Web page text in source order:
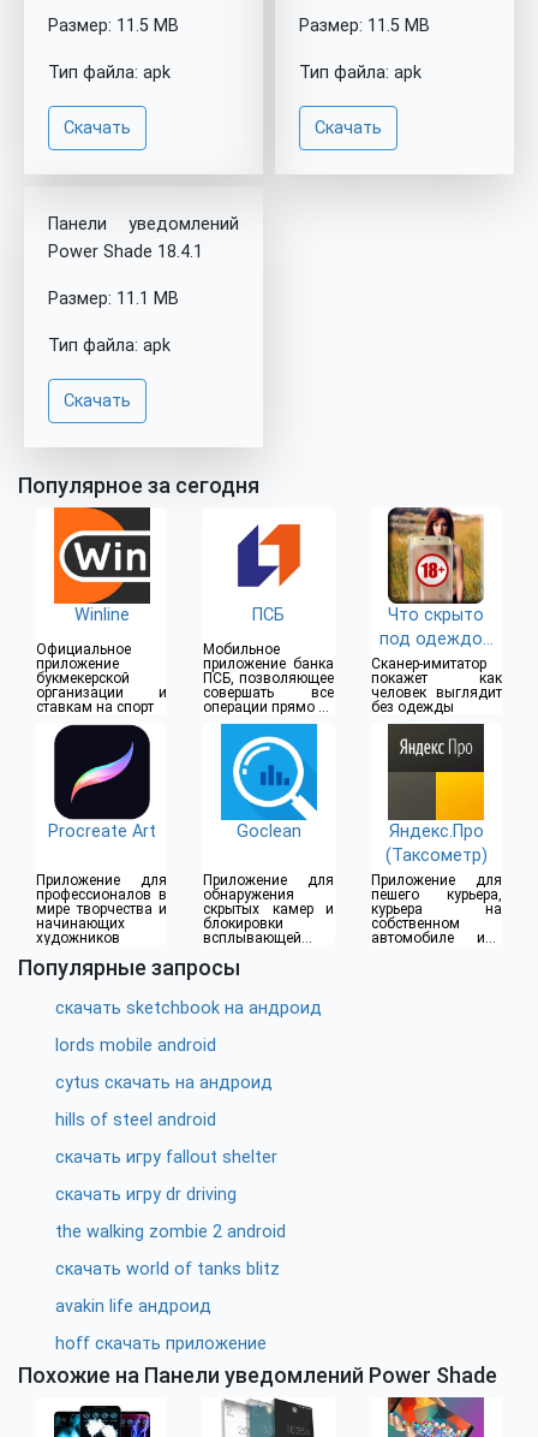
Размер: 11.5 MB
Тип файла: apk
Скачать
Размер: 11.5 MB
Тип файла: apk
Скачать
Панели уведомлений
Power Shade 18.4.1
Размер: 11.1 MB
Тип файла: apk
Скачать
Популярное за сегодня
Winline
Официальное
приложение
букмекерской
организации и
ставкам на спорт
ПСБ
Мобильное
приложение банка
ПСБ, позволяющее
совершать все
операции прямо из
дома
Что скрыто
под одеждой
(18+)
Сканер-имитатор
покажет как
человек выглядит
без одежды
Procreate Art
Приложение для
профессионалов в
мире творчества и
начинающих
художников
Goclean
Приложение для
обнаружения
скрытых камер и
блокировки
всплывающей
Яндекс.Про
(Таксометр)
Приложение для
пешего курьера,
курьера на
собственном
автомобиле или
Популярные запросы
скачать sketchbook на андроид
lords mobile android
cytus скачать на андроид
hills of steel android
скачать игру fallout shelter
скачать игру dr driving
the walking zombie 2 android
скачать world of tanks blitz
avakin life андроид
hoff скачать приложение
Похожие на Панели уведомлений Power Shade